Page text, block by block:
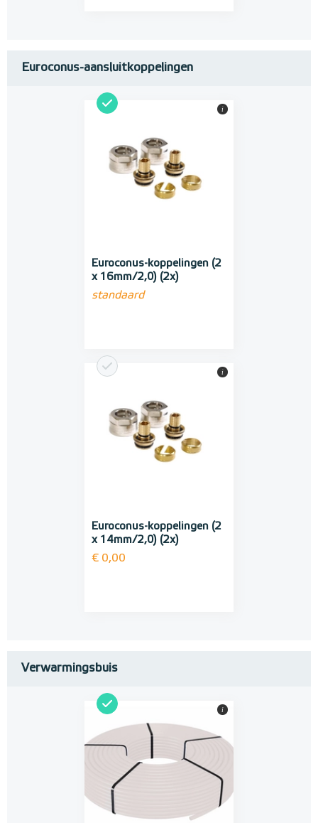
Euroconus-aansluitkoppelingen
Euroconus-koppelingen (2
x 16mm/2,0) (2x)
standaard
i
Euroconus-koppelingen (2
x 14mm/2,0) (2x)
€ 0,00
i
Verwarmingsbuis
i